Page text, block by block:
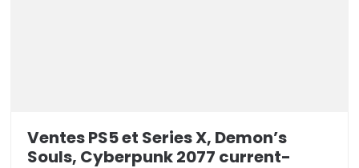
Ventes PS5 et Series X, Demon’s
Souls, Cyberpunk 2077 current-